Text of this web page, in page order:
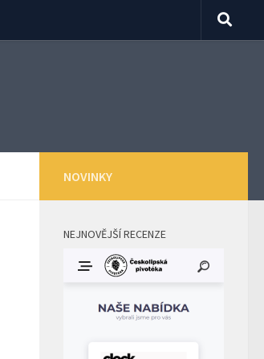
NOVINKY
NEJNOVĚJŠÍ RECENZE